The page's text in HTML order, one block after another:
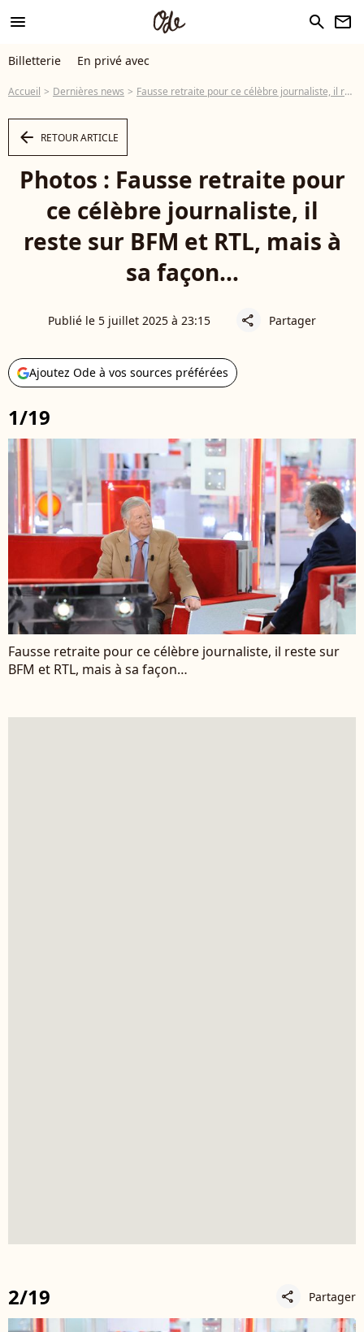
menu search newsletter
Billetterie En privé avec
Accueil Dernières news Fausse retraite pour ce célèbre journaliste, il reste sur BFM et RTL, mais à sa façon…
arrow_left RETOUR ARTICLE
Photos : Fausse retraite pour
ce célèbre journaliste, il
reste sur BFM et RTL, mais à
sa façon…
Publié le 5 juillet 2025 à 23:15 share Partager
Ajoutez Ode à vos sources préférées
1/19
Fausse retraite pour ce célèbre journaliste, il reste sur
BFM et RTL, mais à sa façon…
2/19 share Partager